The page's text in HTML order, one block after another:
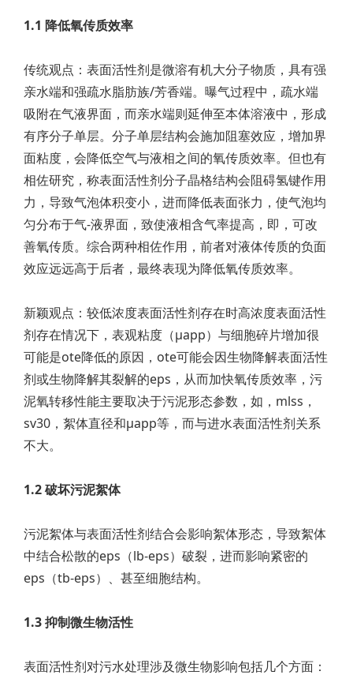
1.1 降低氧传质效率
传统观点：表面活性剂是微溶有机大分子物质，具有强
亲水端和强疏水脂肪族/芳香端。曝气过程中，疏水端
吸附在气液界面，而亲水端则延伸至本体溶液中，形成
有序分子单层。分子单层结构会施加阻塞效应，增加界
面粘度，会降低空气与液相之间的氧传质效率。但也有
相佐研究，称表面活性剂分子晶格结构会阻碍氢键作用
力，导致气泡体积变小，进而降低表面张力，使气泡均
匀分布于气-液界面，致使液相含气率提高，即，可改
善氧传质。综合两种相佐作用，前者对液体传质的负面
效应远远高于后者，最终表现为降低氧传质效率。
新颖观点：较低浓度表面活性剂存在时高浓度表面活性
剂存在情况下，表观粘度（μapp）与细胞碎片增加很
可能是ote降低的原因，ote可能会因生物降解表面活性
剂或生物降解其裂解的eps，从而加快氧传质效率，污
泥氧转移性能主要取决于污泥形态参数，如，mlss，
sv30，絮体直径和μapp等，而与进水表面活性剂关系
不大。
1.2 破坏污泥絮体
污泥絮体与表面活性剂结合会影响絮体形态，导致絮体
中结合松散的eps（lb-eps）破裂，进而影响紧密的
eps（tb-eps）、甚至细胞结构。
1.3 抑制微生物活性
表面活性剂对污水处理涉及微生物影响包括几个方面：